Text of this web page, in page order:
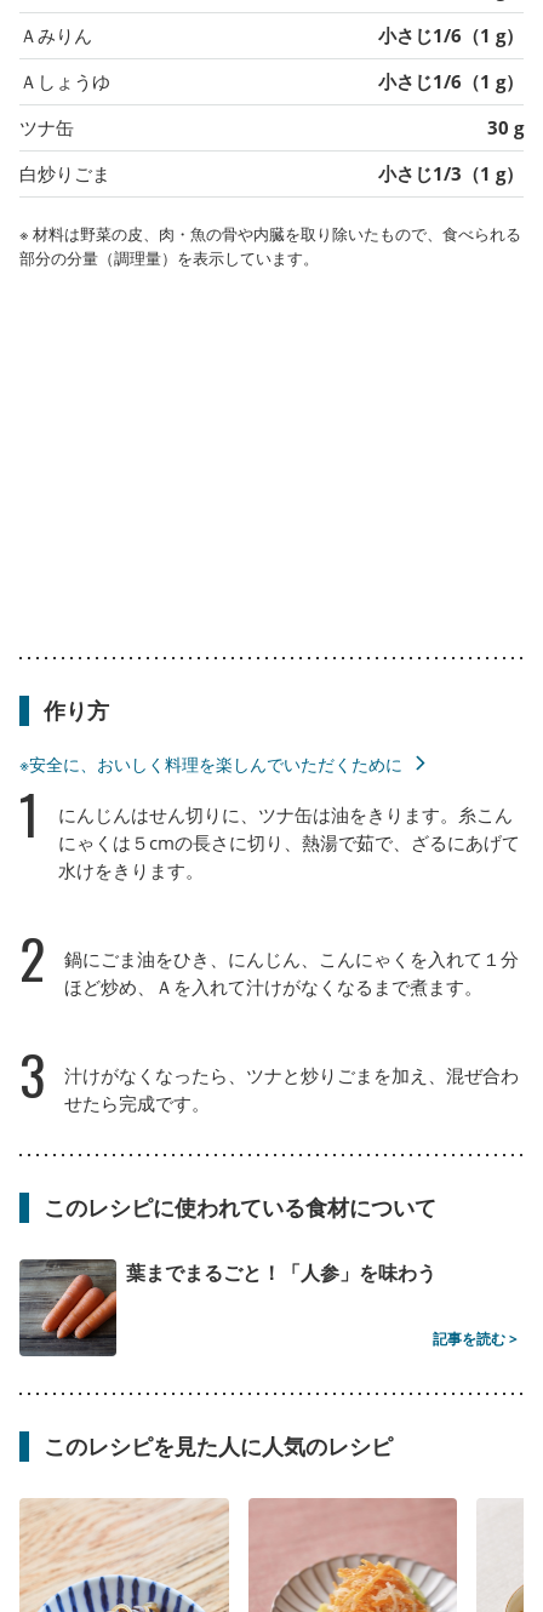
Ａみりん
小さじ1/6（1 g）
Ａしょうゆ
小さじ1/6（1 g）
ツナ缶
30 g
白炒りごま
小さじ1/3（1 g）
※ 材料は野菜の皮、肉・魚の骨や内臓を取り除いたもので、食べられる
部分の分量（調理量）を表示しています。
作り方
※安全に、おいしく料理を楽しんでいただくために
1
にんじんはせん切りに、ツナ缶は油をきります。糸こん
にゃくは５cmの長さに切り、熱湯で茹で、ざるにあげて
水けをきります。
2
鍋にごま油をひき、にんじん、こんにゃくを入れて１分
ほど炒め、Ａを入れて汁けがなくなるまで煮ます。
3
汁けがなくなったら、ツナと炒りごまを加え、混ぜ合わ
せたら完成です。
このレシピに使われている食材について
葉までまるごと！「人参」を味わう
記事を読む >
このレシピを見た人に人気のレシピ